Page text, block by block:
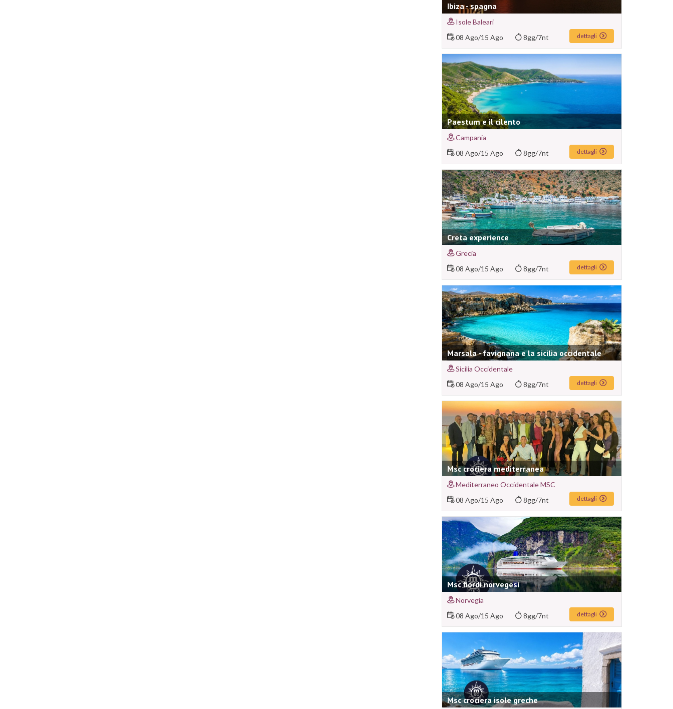
Ibiza - spagna
Isole Baleari
08 Ago/15 Ago 8gg/7nt dettagli
Paestum e il cilento
Campania
08 Ago/15 Ago 8gg/7nt dettagli
Creta experience
Grecia
08 Ago/15 Ago 8gg/7nt dettagli
Marsala - favignana e la sicilia occidentale
Sicilia Occidentale
08 Ago/15 Ago 8gg/7nt dettagli
Msc crociera mediterranea
Mediterraneo Occidentale MSC
08 Ago/15 Ago 8gg/7nt dettagli
Msc fiordi norvegesi
Norvegia
08 Ago/15 Ago 8gg/7nt dettagli
Msc crociera isole greche